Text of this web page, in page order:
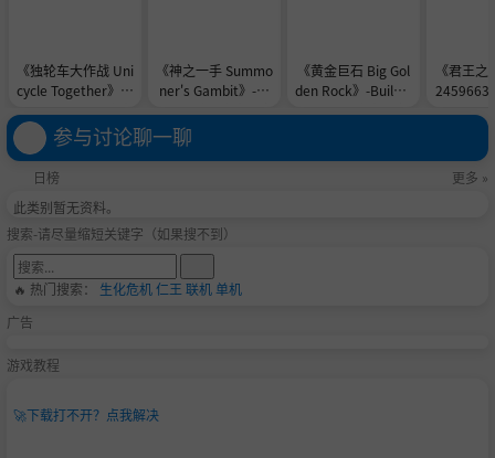
《独轮车大作战 Uni
cycle Together》-B
免安装-简中2.3GB
《神之一手 Summo
ner's Gambit》-TE
装-简中1.0GB
《黄金巨石 Big Gol
den Rock》-Build 2
《君王
参与讨论聊一聊
日榜
更多 »
此类别暂无资料。
搜索-请尽量缩短关键字（如果搜不到）
🔥 热门搜索： 生化危机仁王 联机单机
广告
游戏教程
🚀下载打不开？点我解决